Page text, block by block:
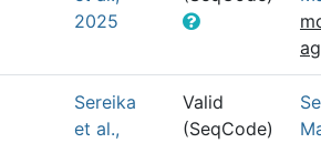
2025
Sereika
et al.,
Valid
(SeqCode)